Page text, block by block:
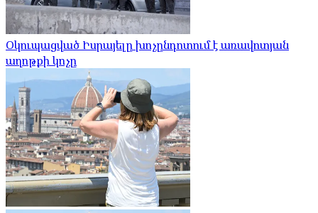
Օկուպացված Իսրայելը խոչընդոտում է առավոտյան
աղոթքի կոչը